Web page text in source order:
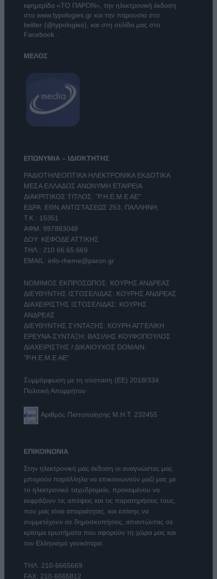
εφημερίδα «ΤΟ ΠΑΡΟΝ» , την ηλεκτρονική έκδοση
στο www.typologies.grκαι την παρουσία στο
twitter (@typologies) , και στη σελίδα μας στο
Facebook
ΜΕΛΟΣ
ΕΠΩΝΥΜΙΑ – ΙΔΙΟΚΤΗΤΗΣ
ΡΑΔΙΟΤΗΛΕΟΠΤΙΚΑ ΗΛΕΚΤΡΟΝΙΚΑ ΕΚΔΟΤΙΚΑ
ΜΕΣΑ ΕΛΛΑΔΟΣ ΑΝΩΝΥΜΗ ΕΤΑΙΡΕΙΑ
ΔΙΑΚΡΙΤΙΚΟΣ ΤΙΤΛΟΣ: "Ρ.Η.Ε.Μ.Ε ΑΕ"
ΕΔΡΑ: ΕΘΝ.ΑΝΤΙΣΤΑΣΕΩΣ 253, ΠΑΛΛΗΝΗ,
Τ.Κ.: 15351
ΑΦΜ: 997883048
ΔΟΥ: ΚΕΦΟΔΕ ΑΤΤΙΚΗΣ
ΤΗΛ.: 210 66.65.669
EMAIL: info-rheme@paron.gr
ΝΟΜΙΜΟΣ ΕΚΠΡΟΣΩΠΟΣ: ΚΟΥΡΗΣ ΑΝΔΡΕΑΣ
ΔΙΕΥΘΥΝΤΗΣ ΙΣΤΟΣΕΛΙΔΑΣ: ΚΟΥΡΗΣ ΑΝΔΡΕΑΣ
ΔΙΑΧΕΙΡΙΣΤΗΣ ΙΣΤΟΣΕΛΙΔΑΣ: ΚΟΥΡΗΣ
ΑΝΔΡΕΑΣ
ΔΙΕΥΘΥΝΤΗΣ ΣΥΝΤΑΞΗΣ: ΚΟΥΡΗ ΑΓΓΕΛΙΚΗ
ΕΡΕΥΝΑ-ΣΥΝΤΑΞΗ: ΒΑΣΙΛΗΣ ΚΟΥΦΟΠΟΥΛΟΣ
ΔΙΑΧΕΙΡΙΣΤΗΣ / ΔΙΚΑΙΟΥΧΟΣ DOMAIN:
"Ρ.Η.Ε.Μ.Ε ΑΕ"
Συμμόρφωση με τη σύσταση (ΕΕ) 2018/334
Πολιτική Απορρήτου
Αριθμός Πιστοποίησης Μ.Η.Τ. 232455
ΕΠΙΚΟΙΝΩΝΙΑ
Στην ηλεκτρονική μας έκδοση οι αναγνώστες μας
μπορούν παράλληλα να επικοινωνούν μαζί μας με
το ηλεκτρονικό ταχυδρομείο, προκειμένου να
εκφράζουν τις απόψεις και τις παρατηρήσεις τους,
που μας είναι απαραίτητες, και επίσης να
συμμετέχουν σε δημοσκοπήσεις, απαντώντας σε
κρίσιμα ερωτήματα που αφορούν τη χώρα μας και
τον Ελληνισμό γενικότερα.
ΤΗΛ: 210-6665669
FAX: 210-6665812